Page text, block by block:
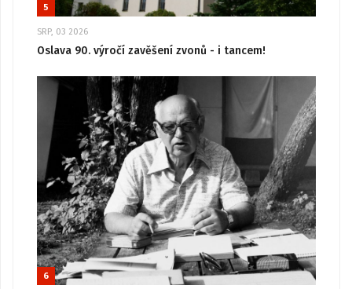
5
SRP, 03 2026
Oslava 90. výročí zavěšení zvonů - i tancem!
6